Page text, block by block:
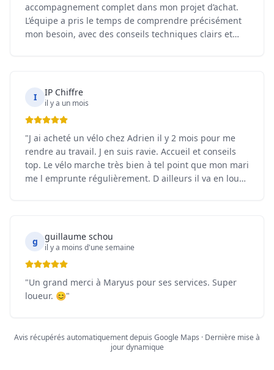
accompagnement complet dans mon projet d’achat.
L’équipe a pris le temps de comprendre précisément
mon besoin, avec des conseils techniques clairs et
même, on ressent immédiatement le soin apporté à
une conception entière réalisée par C du Cycle,
labellisée made in France. La qualité se retrouve dans
traduit concrètement à l’usage : souplesse de
conduite, confort au quotidien, tout est pensé pour
durer. La batterie tient parfaitement ses promesses
d’autonomie, et les différents modes de roulage (éco,
week-end. Une expérience très satisfaisante, tant sur
le plan humain que sur la qualité du produit. Je
recommande vivement C du Cycle à tous ceux qui
cherchent un vélo électrique fiable, bien pensé et
fabriqué en France."
I IP Chiffre
il y a un mois
"J ai acheté un vélo chez Adrien il y 2 mois pour me
rendre au travail. J en suis ravie. Accueil et conseils
top. Le vélo marche très bien à tel point que mon mari
me l emprunte régulièrement. D ailleurs il va en louer
g guillaume schou
il y a moins d'une semaine
"Un grand merci à Maryus pour ses services. Super
loueur. 😊"
Avis récupérés automatiquement depuis Google Maps · Dernière mise à
jour dynamique